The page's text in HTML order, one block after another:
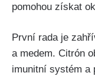
pomohou získat
První rada⁤ je
a‍ medem.⁢ Citrón
imunitní systém a